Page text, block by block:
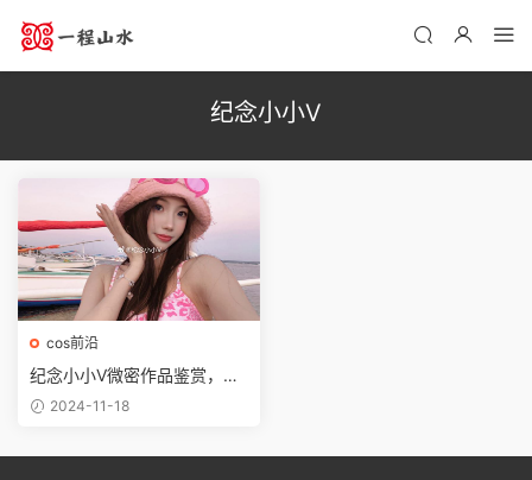
纪念小小V
cos前沿
纪念小小V微密作品鉴赏，女
神级别的存在
2024-11-18